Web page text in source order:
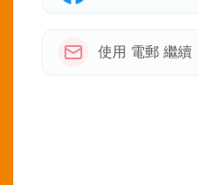
使用 電郵 繼續